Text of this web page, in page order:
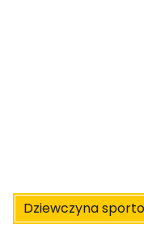
Dziewczyna